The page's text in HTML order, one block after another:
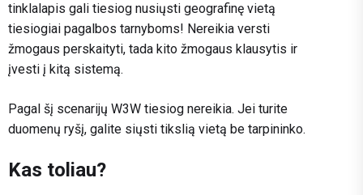
tinklalapis gali tiesiog nusiųsti geografinę vietą
tiesiogiai pagalbos tarnyboms! Nereikia versti
žmogaus perskaityti, tada kito žmogaus klausytis ir
įvesti į kitą sistemą.
Pagal šį scenarijų W3W tiesiog nereikia. Jei turite
duomenų ryšį, galite siųsti tikslią vietą be tarpininko.
Kas toliau?